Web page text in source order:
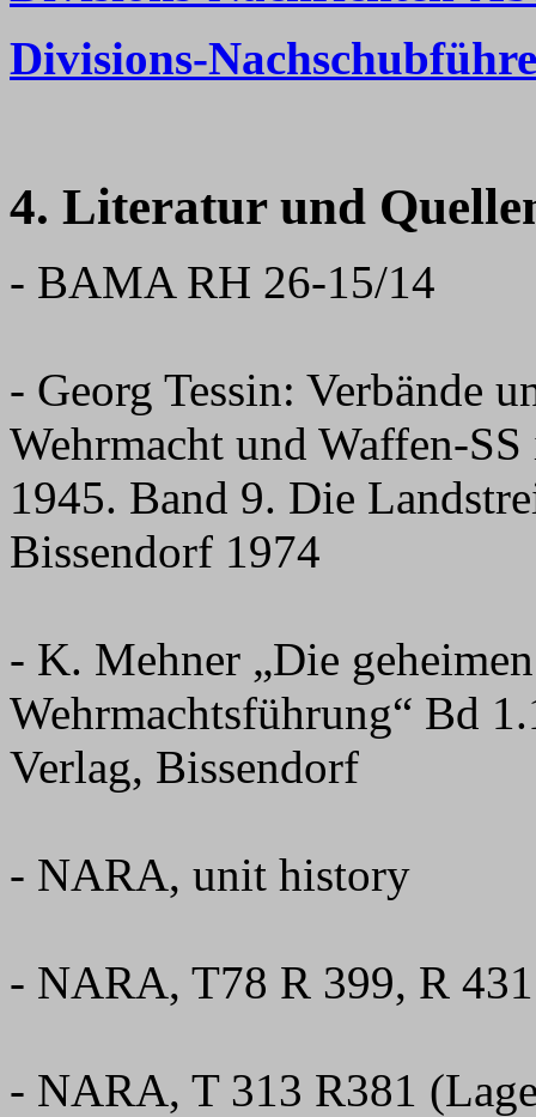
Divisions-
4. Literatur und
- BAMA RH 26-15/14
- Georg Tessin: Verbände
Wehrmacht und Waffen-
1945. Band 9. Die
Bissendorf 1974
- K. Mehner „Die
Wehrmachtsführung“ Bd
Verlag, Bissendorf
- NARA, unit history
- NARA, T78 R 399, R 431
- NARA, T 313 R381